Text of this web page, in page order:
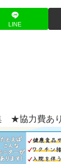
LINE
★協力費あり